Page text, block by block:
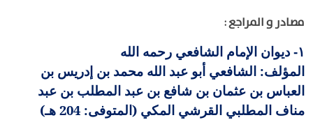
مصادر و المراجع :
١-
ديوان الإمام الشافعي رحمه الله
المؤلف: الشافعي أبو عبد الله محمد بن إدريس بن
العباس بن عثمان بن شافع بن عبد المطلب بن عبد
مناف المطلبي القرشي المكي (المتوفى: 204 هـ)